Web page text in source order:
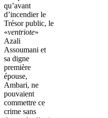
qu’avant
d’incendier le
Trésor public, le
«ventriote»
Azali
Assoumani et
sa digne
première
épouse,
Ambari, ne
pouvaient
commettre ce
crime sans